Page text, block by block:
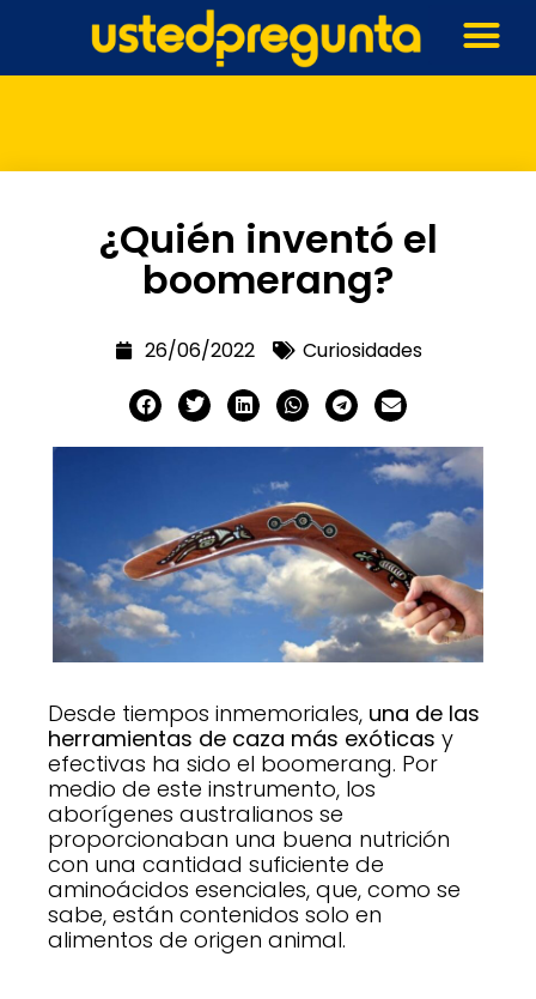
¿Quién inventó el
boomerang?
26/06/2022 Curiosidades
Desde tiempos inmemoriales, una de las
herramientas de caza más exóticas y
efectivas ha sido el boomerang. Por
medio de este instrumento, los
aborígenes australianos se
proporcionaban una buena nutrición
con una cantidad suficiente de
aminoácidos esenciales, que, como se
sabe, están contenidos solo en
alimentos de origen animal.